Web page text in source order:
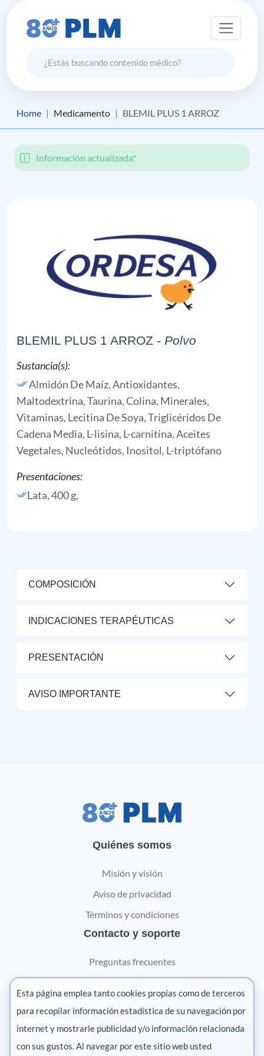
Home Medicamento BLEMIL PLUS 1 ARROZ
Información actualizada*
BLEMIL PLUS 1 ARROZ - Polvo
Sustancia(s):
Almidón De Maíz,Antioxidantes,
Maltodextrina,Taurina,Colina, Minerales,
Vitaminas, Lecitina De Soya,Triglicéridos De
Cadena Media, L-lisina, L-carnitina,Aceites
Vegetales, Nucleótidos, Inositol, L-triptófano
Presentaciones:
Lata, 400 g,
COMPOSICIÓN
INDICACIONES TERAPÉUTICAS
PRESENTACIÓN
AVISO IMPORTANTE
Quiénes somos
Misión y visión
Aviso de privacidad
Términos y condiciones
Contacto y soporte
Preguntas frecuentes
Contáctanos
Marketing digital
Pharma
Esta página emplea tanto cookies propias como de terceros
para recopilar información estadística de su navegación por
internet y mostrarle publicidad y/o información relacionada
con sus gustos. Al navegar por este sitio web usted